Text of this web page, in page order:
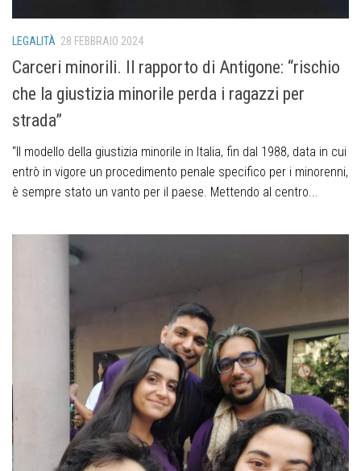
LEGALITÀ 28 FEBBRAIO 2024
Carceri minorili. Il rapporto di Antigone: “rischio
che la giustizia minorile perda i ragazzi per
strada”
“Il modello della giustizia minorile in Italia, fin dal 1988, data in cui
entrò in vigore un procedimento penale specifico per i minorenni,
è sempre stato un vanto per il paese. Mettendo al centro...